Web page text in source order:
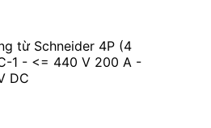
từ Schneider 4P (4
1 - <= 440 V 200 A -
DC